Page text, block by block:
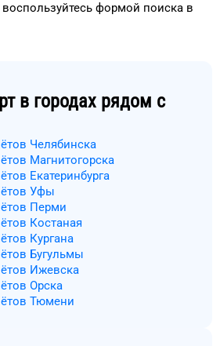
воспользуйтесь формой поиска в
в городах рядом с
Челябинска
Магнитогорска
Екатеринбурга
Уфы
Перми
Костаная
Кургана
Бугульмы
Ижевска
Орска
Тюмени